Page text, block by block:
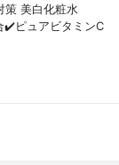
美白化粧水
ピュアビタミンC